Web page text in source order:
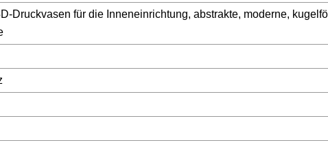
Druckvasen für die Inneneinrichtung, abstrakte, moderne,